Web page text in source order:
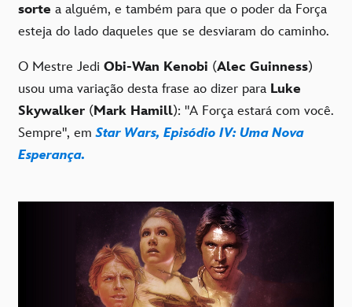
sorte a alguém, e também para que o poder da Força
esteja do lado daqueles que se desviaram do caminho.
O Mestre Jedi Obi-Wan Kenobi (Alec Guinness)
usou uma variação desta frase ao dizer para Luke
Skywalker (Mark Hamill): "A Força estará com você.
Sempre", emStar Wars, Episódio IV: Uma Nova
Esperança.